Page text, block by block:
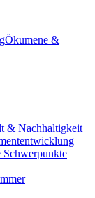
Ökumene &
& Nachhaltigkeit
Schwerpunkte